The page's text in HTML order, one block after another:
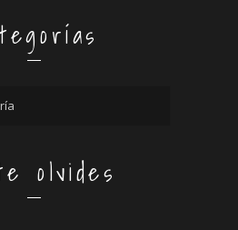
olvides